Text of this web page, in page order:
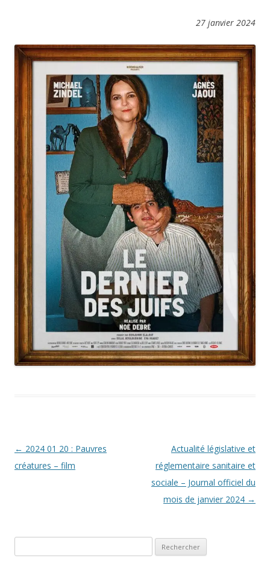
27 janvier 2024
Navigation
des
← 2024 01 20 : Pauvres
créatures – film
Actualité législative et
réglementaire sanitaire et
sociale – Journal officiel du
mois de janvier 2024 →